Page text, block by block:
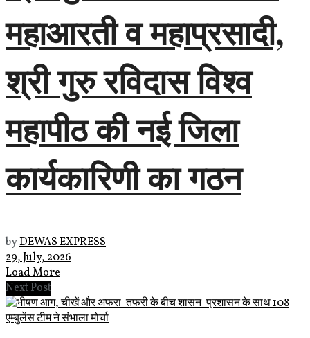
महाआरती व महाप्रसादी,
श्री गुरु रविदास विश्व
महापीठ की नई जिला
कार्यकारिणी का गठन
byDEWAS EXPRESS
29, July, 2026
Load More
Next Post